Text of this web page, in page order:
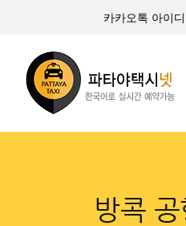
카카오톡 아이
방콕 공